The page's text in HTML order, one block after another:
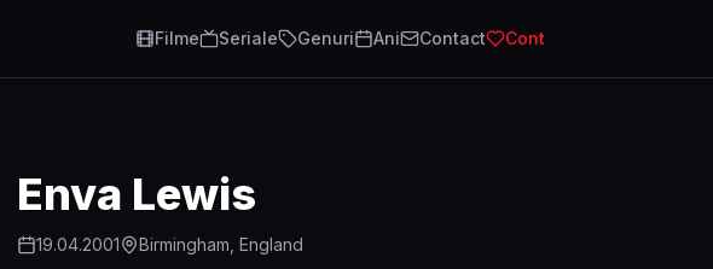
Filme Seriale Genuri Ani Contact Cont
Enva Lewis
19.04.2001 Birmingham, England